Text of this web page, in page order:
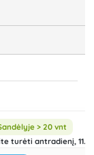
> 20 vnt
turėti antradienį,